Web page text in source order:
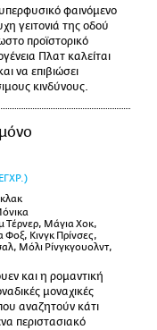
φαινόμενο
γειτονιά της οδού
προϊστορικό
Πλατ καλείται
να επιβιώσει
κινδύνους.
Μάγια Χοκ,
Φοξ, Κινγκ Πρίνσες,
Μόλι Ρίνγκγουολντ,
και η ρομαντική
μοναχικές
αναζητούν κάτι
περιστασιακό